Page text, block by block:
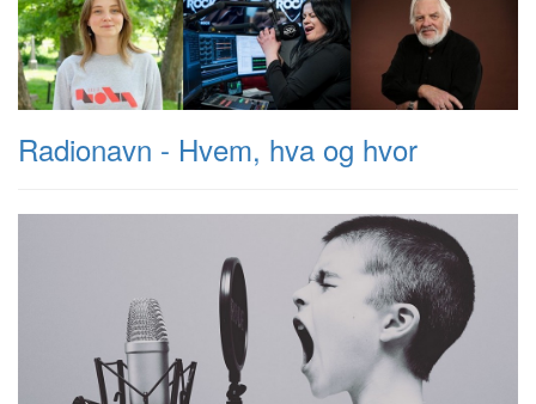
Radionavn - Hvem, hva og hvor